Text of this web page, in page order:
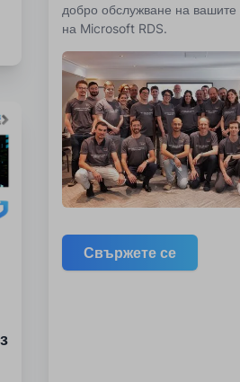
добро обслужване на вашите
на Microsoft RDS.
Свържете се